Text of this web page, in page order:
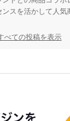
ンスを活かして人
べての投稿を表示